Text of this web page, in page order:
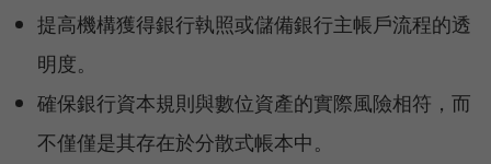
提高機構獲得銀行執照或儲備銀行主帳戶流程的透
明度。
確保銀行資本規則與數位資產的實際風險相符，而
不僅僅是其存在於分散式帳本中。